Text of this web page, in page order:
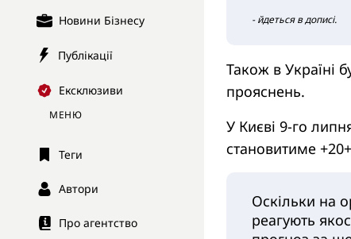
Новини Бізнесу
Публікації
Ексклюзиви
МЕНЮ
Теги
Автори
Про агентство
- йдеться в дописі.
Також в Україні
прояснень.
У Києві 9-го
становитиме
Оскільки на
реагують